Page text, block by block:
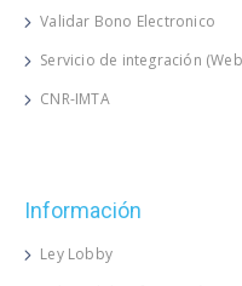
Validar Bono Electronico
Servicio de integración
CNR-IMTA
Información
Ley Lobby